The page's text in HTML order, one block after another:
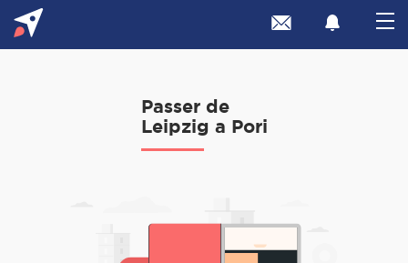
Passer de
Leipzig a Pori